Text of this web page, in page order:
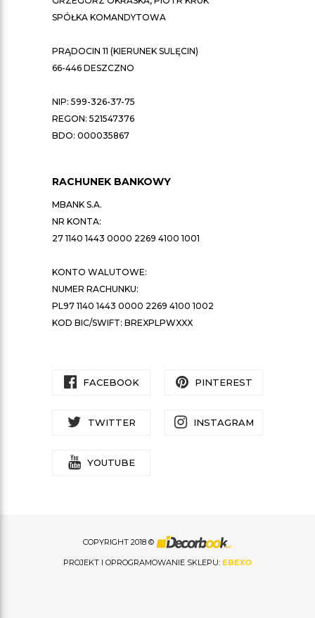
SPÓŁKA KOMANDYTOWA
PRĄDOCIN 11 (KIERUNEK SULĘCIN)
66-446 DESZCZNO
NIP: 599-326-37-75
REGON: 521547376
BDO: 000035867
RACHUNEK BANKOWY
MBANK S.A.
NR KONTA:
27 1140 1443 0000 2269 4100 1001
KONTO WALUTOWE:
NUMER RACHUNKU:
PL97 1140 1443 0000 2269 4100 1002
KOD BIC/SWIFT: BREXPLPWXXX
FACEBOOK PINTEREST
TWITTER INSTAGRAM
YOUTUBE
COPYRIGHT 2018 ©
PROJEKT I OPROGRAMOWANIE SKLEPU: EBEXO